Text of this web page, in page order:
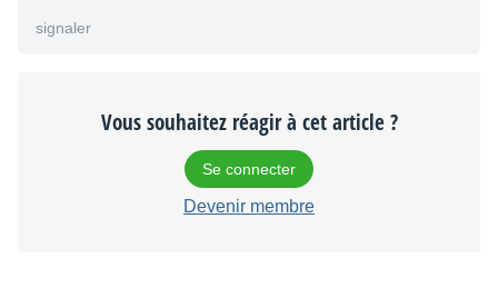
signaler
Vous souhaitez réagir à cet article ?
Se connecter
Devenir membre